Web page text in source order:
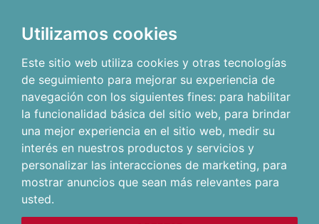
Utilizamos cookies
Este sitio web utiliza cookies y otras tecnologías
de seguimiento para mejorar su experiencia de
navegación con los siguientes fines: para habilitar
la funcionalidad básica del sitio web, para brindar
una mejor experiencia en el sitio web, medir su
interés en nuestros productos y servicios y
personalizar las interacciones de marketing, para
mostrar anuncios que sean más relevantes para
usted.